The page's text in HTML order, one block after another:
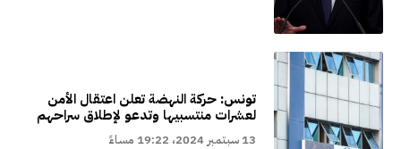
تونس: حركة النهضة تعلن اعتقال الأمن
لعشرات منتسبيها وتدعو لإطلاق سراحهم
13 سبتمبر 2024، 19:22 مساءً